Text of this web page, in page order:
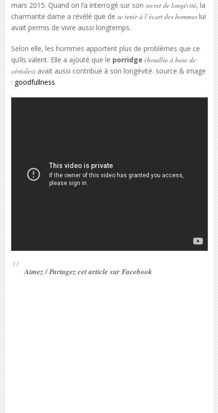
mars 2015. Quand on l’a interrogé sur son secret de longévité, la
charmante dame a révélé que de se tenir à l’écart des hommeslui
avait permis de vivre aussi longtemps.
Selon elle, les hommes apportent plus de problèmes que ce
qu’ils valent. Elle a ajouté que le porridge (bouillie à base de
céréales) avait aussi contribué à son longévité. source & image
: goodfullness
Aimez / Partagez cet article sur Facebook